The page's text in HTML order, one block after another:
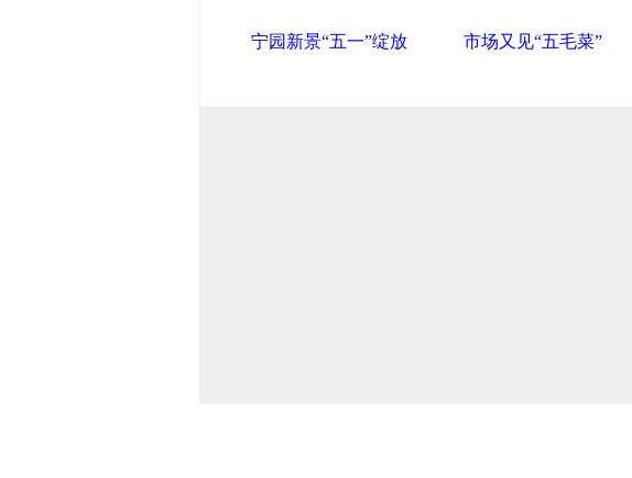
宁园新景“五一”绽放 市场又见“五毛菜”